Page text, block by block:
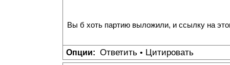
Вы б хоть партию выложили, и ссылку на
Опции: Ответить • Цитировать